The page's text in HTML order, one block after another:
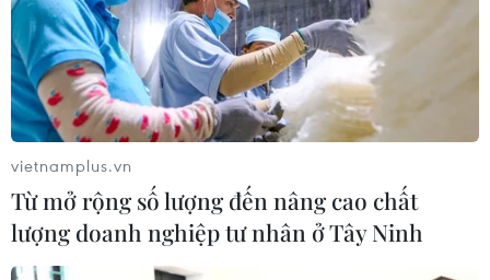
nghiệp làm trung tâm đổi mới sáng
tạo
02/08/2026 08:44
Khơi thông thể chế để doanh nghiệp
Nhà nước dẫn dắt tăng trưởng
31/07/2026 12:35
vietnamplus.vn
Từ mở rộng số lượng đến nâng cao chất
lượng doanh nghiệp tư nhân ở Tây Ninh